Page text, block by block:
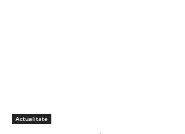
Actualitate